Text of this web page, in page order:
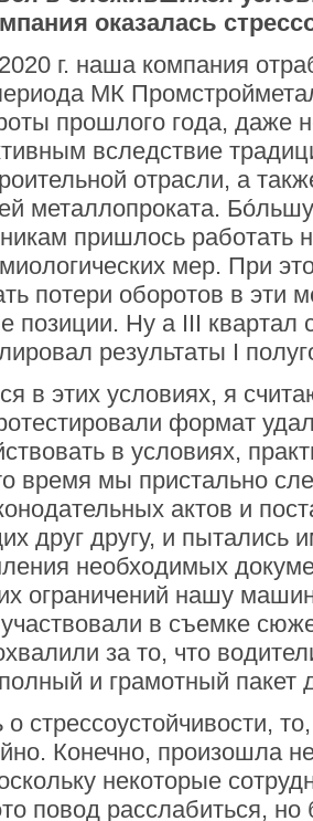
оказалась
г. наша компания
МК
прошлого года, даже
вследствие
отрасли, а
металлопроката.
пришлось работать
мер. При
потери оборотов в эти
позиции. Ну а III квартал
результаты I
в этих условиях, я
формат
в условиях,
время мы пристально
актов и
друг другу, и пытались
необходимых
ограничений нашу
в съемке
за то, что
и грамотный пакет
о стрессоустойчивости,
Конечно, произошла
некоторые
повод расслабиться, но